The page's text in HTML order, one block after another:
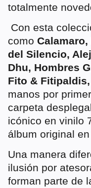
totalmente
Con esta
como
del Silencio,
Dhu, Hombres
Fito & Fitipaldis,
manos por
carpeta
icónico en vinilo
álbum original en
Una manera
ilusión por
forman parte de